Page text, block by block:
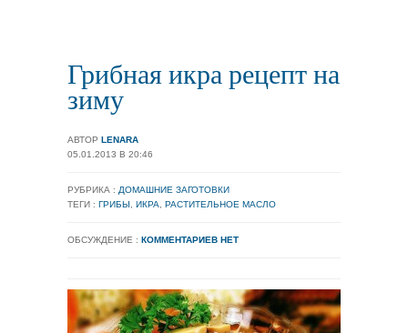
Грибная икра рецепт на
зиму
АВТОР LENARA
05.01.2013 В 20:46
РУБРИКА : ДОМАШНИЕ ЗАГОТОВКИ
ТЕГИ : ГРИБЫ , ИКРА, РАСТИТЕЛЬНОЕ МАСЛО
ОБСУЖДЕНИЕ : КОММЕНТАРИЕВ НЕТ